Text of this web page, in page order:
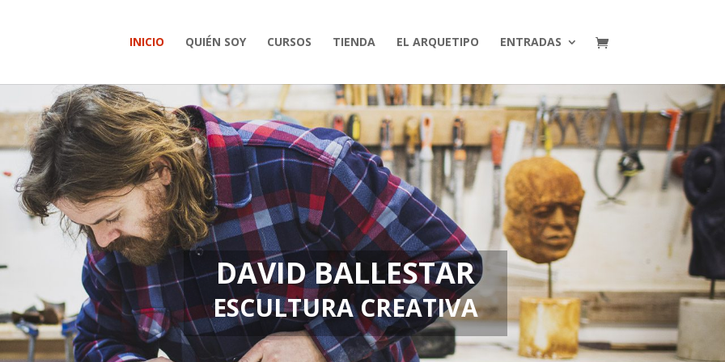
INICIO QUIÉN SOY CURSOS TIENDA EL ARQUETIPO ENTRADAS
DAVID BALLESTAR
ESCULTURA CREATIVA